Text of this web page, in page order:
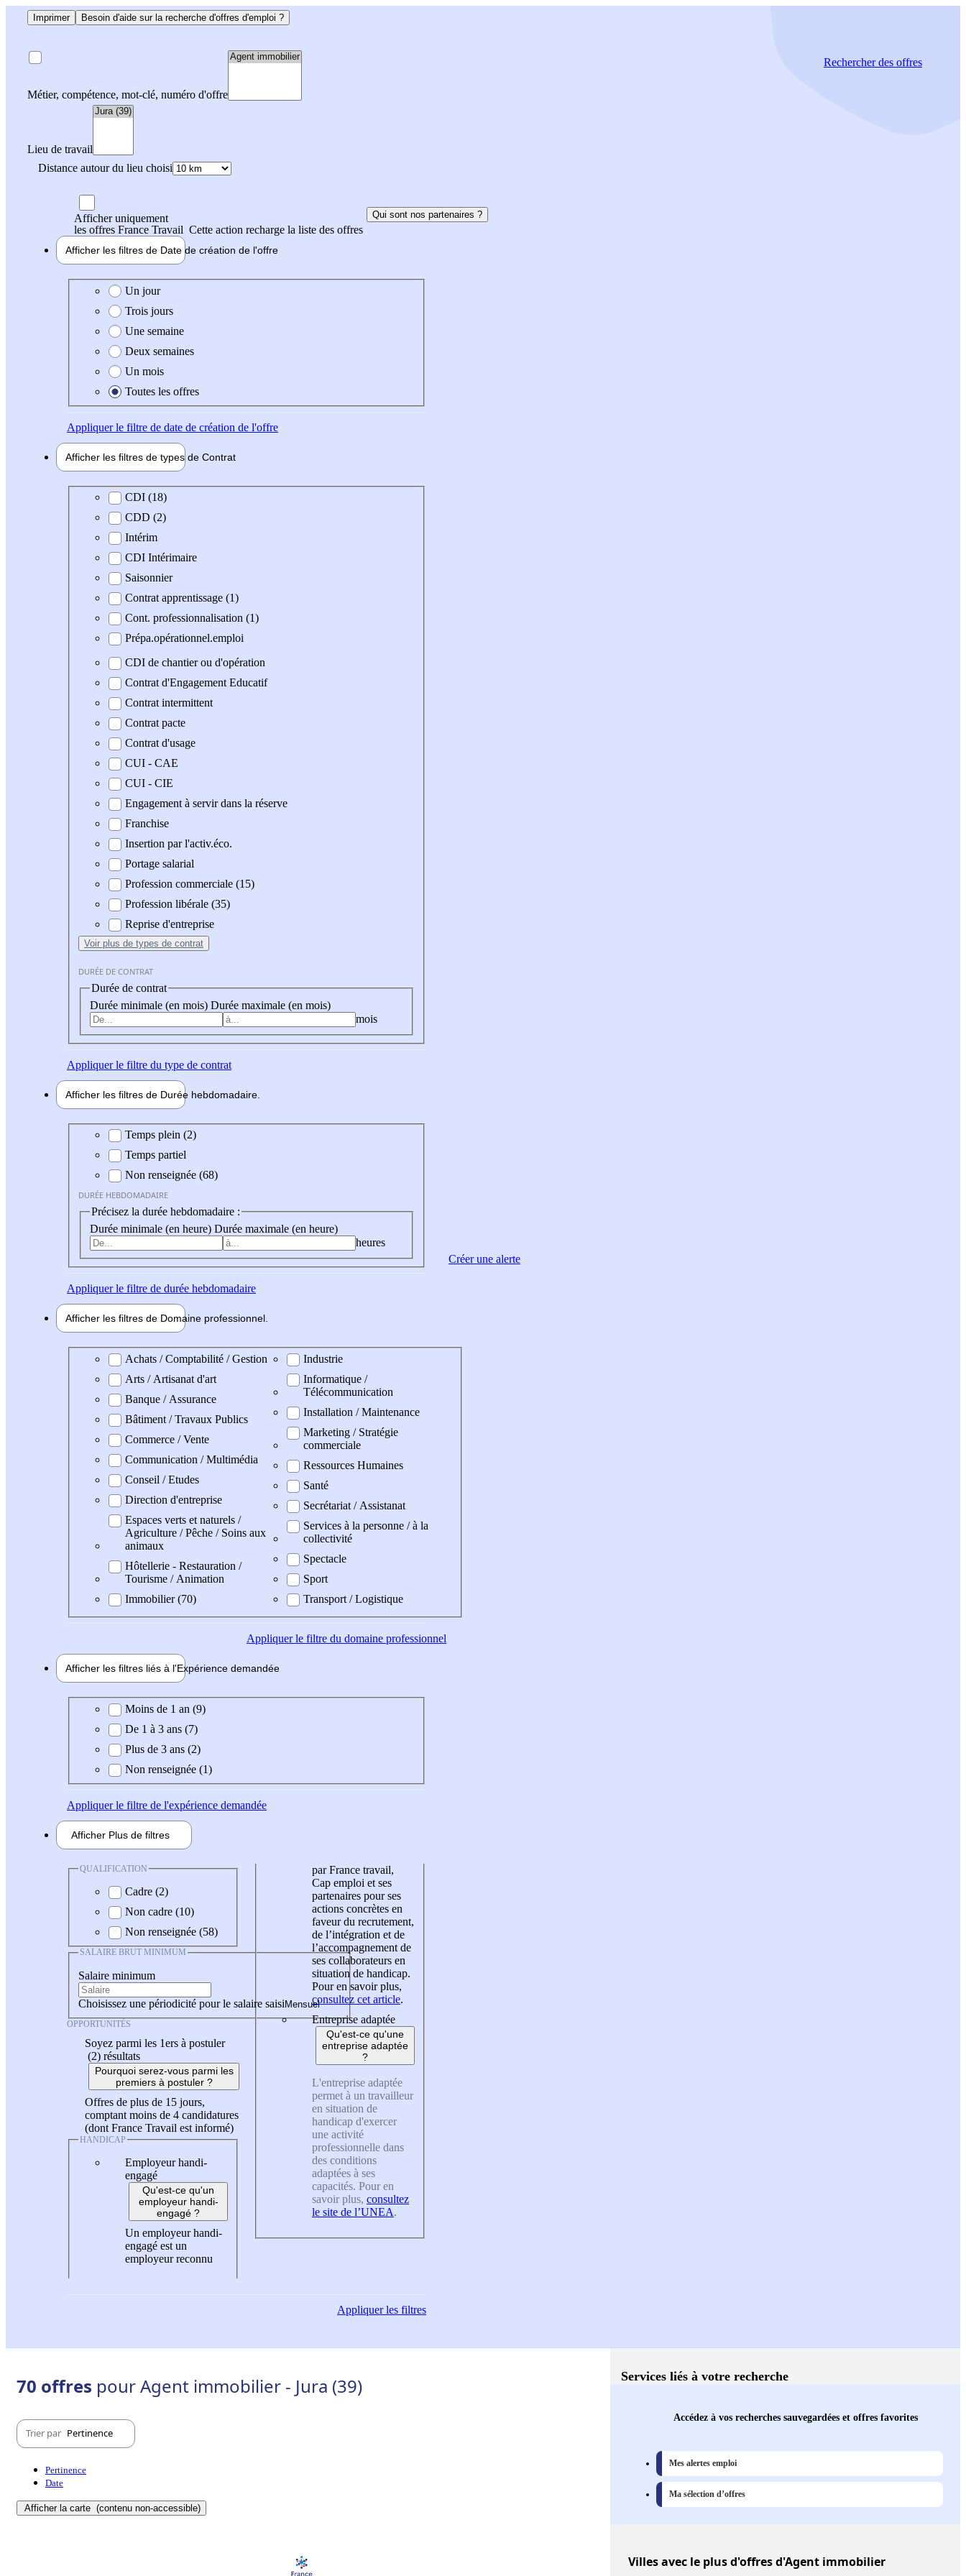
Imprimer Besoin d'aide sur la recherche d'offres d'emploi ?
Métier, compétence, mot-clé, numéro d'offre
Lieu de travail
Distance autour du lieu choisi
Rechercherdes offres
Afficher uniquement
les offres France Travail Cette action recharge la liste des offres
Qui sont nos partenaires ?
Afficher les filtres de Date de création de l'offre
Date de création de l'offre
Un jour
Trois jours
Une semaine
Deux semaines
Un mois
Toutes les offres
Appliquerle filtre de date de création de l'offre
Afficher les filtres de types de Contrat
Type de contratCDI (18)
CDD (2)
Intérim
CDI Intérimaire
Saisonnier
Contrat apprentissage (1)
Cont. professionnalisation (1)
Prépa.opérationnel.emploi
CDI de chantier ou d'opération
Contrat d'Engagement Educatif
Contrat intermittent
Contrat pacte
Contrat d'usage
CUI - CAE
CUI - CIE
Engagement à servir dans la réserve
Franchise
Insertion par l'activ.éco.
Portage salarial
Profession commerciale (15)
Profession libérale (35)
Reprise d'entreprise
Voir plus de types de contrat
DURÉE DE CONTRAT
Durée de contrat
Durée minimale (en mois) Durée maximale (en mois)
mois
Appliquerle filtre du type de contrat
Afficher les filtres de Durée hebdomadaire
Durée hebdomadaire
Temps plein (2)
Temps partiel
Non renseignée (68)
DURÉE HEBDOMADAIRE
Précisez la durée hebdomadaire :
Durée minimale (en heure) Durée maximale (en heure)
heures
Appliquerle filtre de durée hebdomadaire
Afficher les filtres de Domaine professionnel
Domaine professionel
Achats / Comptabilité / Gestion
Arts / Artisanat d'art
Banque / Assurance
Bâtiment / Travaux Publics
Commerce / Vente
Communication / Multimédia
Conseil / Etudes
Direction d'entreprise
Espaces verts et naturels /
Agriculture / Pêche / Soins aux
animaux
Hôtellerie - Restauration /
Tourisme / Animation
Immobilier (70)
Industrie
Informatique /
Télécommunication
Installation / Maintenance
Marketing / Stratégie
commerciale
Ressources Humaines
Santé
Secrétariat / Assistanat
Services à la personne / à la
collectivité
Spectacle
Sport
Transport / Logistique
Appliquerle filtre du domaine professionnel
Afficher les filtres liés à l'Expérience demandée
Expérience demandée
Moins de 1 an (9)
De 1 à 3 ans (7)
Plus de 3 ans (2)
Non renseignée (1)
Appliquerle filtre de l'expérience demandée
Afficher Plus de filtres
QUALIFICATION
Cadre (2)
Non cadre (10)
Non renseignée (58)
SALAIRE BRUT MINIMUM
Salaire minimum
Choisissez une périodicité pour le salaire saisi
OPPORTUNITÉS
Soyez parmi les 1ers à postuler
(2) résultats
Pourquoi serez-vous parmi les
premiers à postuler ?
Offres de plus de 15 jours,
comptant moins de 4 candidatures
(dont France Travail est informé)
HANDICAP
Employeur handi-
engagé
Qu'est-ce qu'un
employeur handi-
engagé ?
Un employeur handi-
engagé est un
employeur reconnu
par France travail,
Cap emploi et ses
partenaires pour ses
actions concrètes en
faveur du recrutement,
de l’intégration et de
l’accompagnement de
ses collaborateurs en
situation de handicap.
Pour en savoir plus,
consultez cet article.
Entreprise adaptée
Qu'est-ce qu'une
entreprise adaptée
?
L'entreprise adaptée
permet à un travailleur
en situation de
handicap d'exercer
une activité
professionnelle dans
des conditions
adaptées à ses
capacités. Pour en
savoir plus, consultez
le site de l’UNEA.
Appliquerles filtres
Créer une alerte
70 offres pour Agent immobilier - Jura (39)
Trier par Pertinence
Pertinence
Date
Afficher la carte (contenu non-accessible)
Services liés à votre recherche
Accédez à vos recherches sauvegardées et offres favorites
Mes alertes emploi
Ma sélection d’offres
Villesavec le plus d'offres d'Agent immobilier